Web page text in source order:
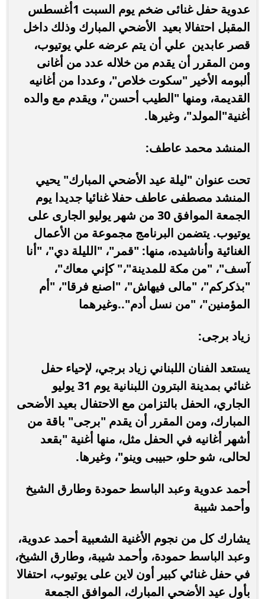
عدوية حفل غنائى ضخم يوم السبت 1أغسطس
المقبل احتفالا بعيد الأضحي المبارك وذلك داخل
قصر عابدين علي أن يتم عرضه علي يوتيوب،
ومن المقرر أن يقدم من خلاله عدد من أغانى
ألبومه الأخير "سكوت خلاص"، وعددا من أغانيه
القديمة، ومنها "الطيب أحسن"، ويقدم مع والده
أغنية"المولد"، وغيرها.
المنشد محمد عاطف:
تحت عنوان "ليلة عيد الأضحي المبارك" يحيي
المنشد مصطفى عاطف حفلا غنائيا جديدا يوم
الجمعة الموافق 30 من شهر يوليو الجارى على
يوتيوب. يتضمن البرنامج مجموعة من الأعمال
الغنائية وأناشيده، منها: "قمر"، "الليلة دي"، "أنا
آسف"، "من مكة للمدينة"،" كإني معاك"،
"بذكركم"، "مالى فيهاش"، "اصنع فرقا"، "أم
المؤمنين"، "من نسل أدم"..وغيرهما
زياد برجى:
يستعد الفنان اللبناني زياد برجي، لإحياء حفل
غنائي بمدينة البترون اللبنانية يوم 31 يوليو
الجاري، الحفل بالتزامن مع الاحتفال بعيد الأضحى
المبارك، ومن المقرر أن يقدم "برجى" باقة من
أشهر أغانيه في الحفل مثل، منها أغنية "بقعد
لحالى، شو حلو، حبيبى وينو"، وغيرها.
أحمد عدوية وعبد الباسط حمودة وطارق الشيخ
وأحمد شيبة
يشارك كل من نجوم الأغنية الشعبية أحمد عدوية،
وعبد الباسط حمودة، وأحمد شيبة، وطارق الشيخ،
في حفل غنائي كبير أون لاين على يوتيوب، احتفالا
بأول عيد الأضحي المبارك، الموافق الجمعة